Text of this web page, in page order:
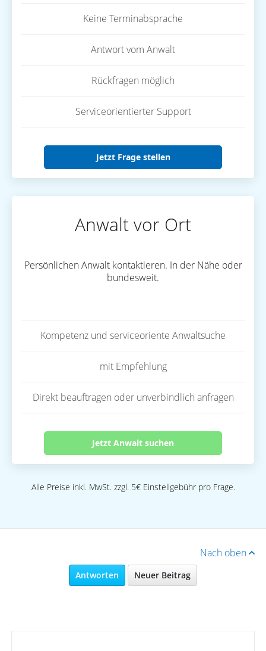
Keine Terminabsprache
Antwort vom Anwalt
Rückfragen möglich
Serviceorientierter Support
Jetzt Frage stellen
Anwalt vor Ort
Persönlichen Anwalt kontaktieren. In der Nähe oder
bundesweit.
Kompetenz und serviceoriente Anwaltsuche
mit Empfehlung
Direkt beauftragen oder unverbindlich anfragen
Jetzt Anwalt suchen
Alle Preise inkl. MwSt. zzgl. 5€ Einstellgebühr pro Frage.
Nach oben
Antworten Neuer Beitrag